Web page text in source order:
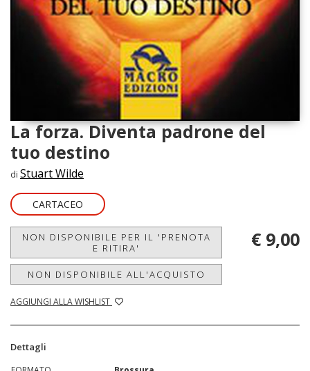
La forza. Diventa padrone del
tuo destino
di Stuart Wilde
CARTACEO
NON DISPONIBILE PER IL 'PRENOTA
E RITIRA'
NON DISPONIBILE ALL'ACQUISTO
AGGIUNGI ALLA WISHLIST
€ 9,00
Dettagli